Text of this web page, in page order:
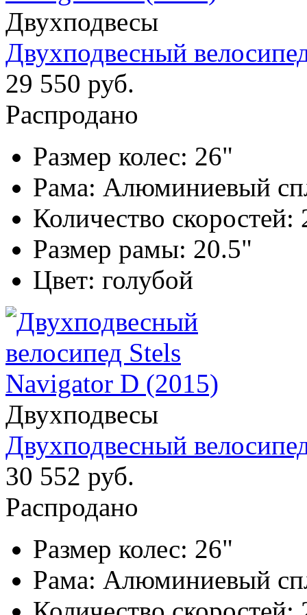
Двухподвесы
Двухподвесный
29 550 руб.
Распродано
Размер колес: 26"
Рама: Алюминиевый
Количество скоростей:
Размер рамы: 20.5"
Цвет: голубой
Двухподвесы
Двухподвесный
30 552 руб.
Распродано
Размер колес: 26"
Рама: Алюминиевый